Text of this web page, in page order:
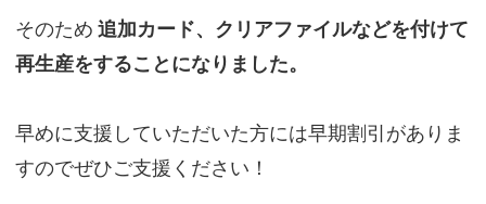
そのため 追加カード、クリアファイルなどを付けて
再生産をすることになりました。
早めに支援していただいた方には早期割引がありま
すのでぜひご支援ください！